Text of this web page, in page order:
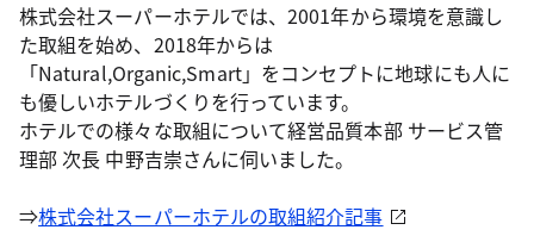
株式会社スーパーホテルでは、2001年から環境を意識し
た取組を始め、2018年からは
「Natural,Organic,Smart」をコンセプトに地球にも人に
も優しいホテルづくりを行っています。
ホテルでの様々な取組について経営品質本部 サービス管
理部 次長 中野吉崇さんに伺いました。
⇒株式会社スーパーホテルの取組紹介記事